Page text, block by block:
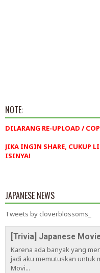
NOTE:
DILARANG RE-UPLOAD /
JIKA INGIN SHARE, CUKUP
ISINYA!
JAPANESE NEWS
Tweets by cloverblossoms_
[Trivia] Japanese
Karena ada banyak yang
jadi aku memutuskan untuk
Movi...